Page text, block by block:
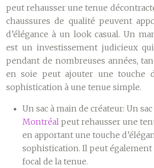
peut rehausser une tenue
chaussures de qualité peuvent
d’élégance à un look casual. Un
est un investissement judicieux
pendant de nombreuses années,
en soie peut ajouter une touche
sophistication à une tenue simple.
Un sac à main de créateur: Un
Montréal peut rehausser une
en apportant une touche
sophistication. Il peut
focal de la tenue.